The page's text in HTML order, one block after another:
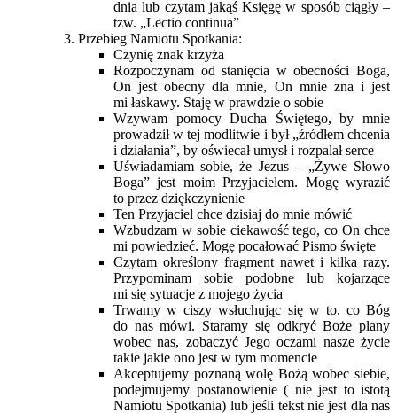
dnia lub czytam jakąś Księgę w sposób ciągły –
tzw. „Lectio continua”
Przebieg Namiotu Spotkania:
Czynię znak krzyża
Rozpoczynam od stanięcia w obecności Boga,
On jest obecny dla mnie, On mnie zna i jest
mi łaskawy. Staję w prawdzie o sobie
Wzywam pomocy Ducha Świętego, by mnie
prowadził w tej modlitwie i był „źródłem chcenia
i działania”, by oświecał umysł i rozpalał serce
Uświadamiam sobie, że Jezus – „Żywe Słowo
Boga” jest moim Przyjacielem. Mogę wyrazić
to przez dziękczynienie
Ten Przyjaciel chce dzisiaj do mnie mówić
Wzbudzam w sobie ciekawość tego, co On chce
mi powiedzieć. Mogę pocałować Pismo święte
Czytam określony fragment nawet i kilka razy.
Przypominam sobie podobne lub kojarzące
mi się sytuacje z mojego życia
Trwamy w ciszy wsłuchując się w to, co Bóg
do nas mówi. Staramy się odkryć Boże plany
wobec nas, zobaczyć Jego oczami nasze życie
takie jakie ono jest w tym momencie
Akceptujemy poznaną wolę Bożą wobec siebie,
podejmujemy postanowienie ( nie jest to istotą
Namiotu Spotkania) lub jeśli tekst nie jest dla nas